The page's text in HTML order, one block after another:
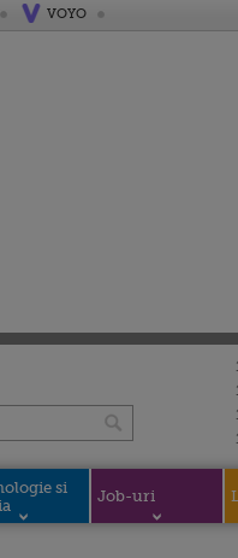
VOYO
si
Job-uri